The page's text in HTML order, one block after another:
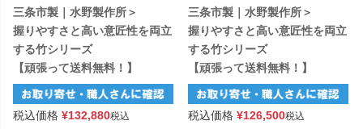
三条市製｜水野製作所＞
握りやすさと高い意匠性を両立
する竹シリーズ
【頑張って送料無料！】
税込価格 ¥132,880税込
三条市製｜水野製作所＞
握りやすさと高い意匠性を両立
する竹シリーズ
【頑張って送料無料！】
税込価格 ¥126,500税込